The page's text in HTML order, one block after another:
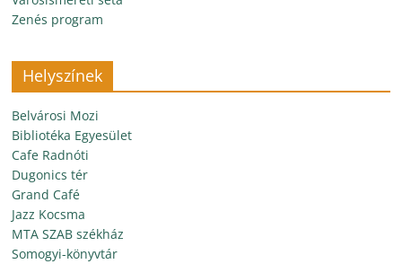
Zenés program
Helyszínek
Belvárosi Mozi
Bibliotéka Egyesület
Cafe Radnóti
Dugonics tér
Grand Café
Jazz Kocsma
MTA SZAB székház
Somogyi-könyvtár